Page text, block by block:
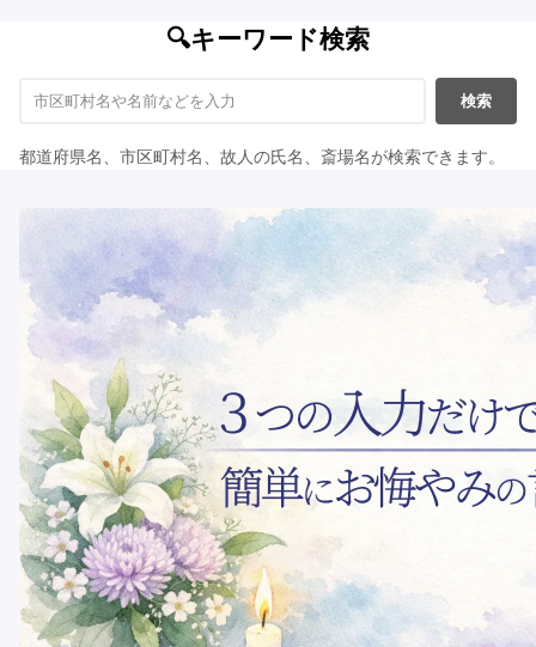
🔍キーワード検索
検索
都道府県名、市区町村名、故人の氏名、斎場名が検索できます。